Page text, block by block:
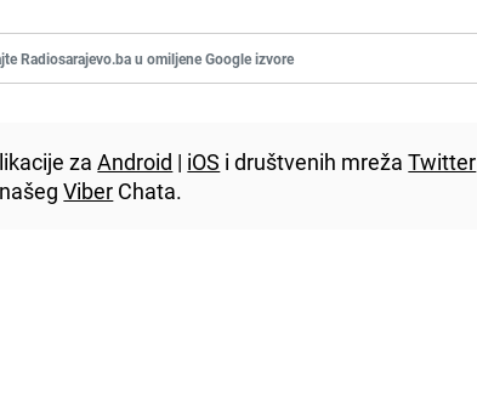
Radiosarajevo.ba u omiljene Google izvore
zaAndroid | iOS i društvenih mrežaTwitter
Viber Chata.